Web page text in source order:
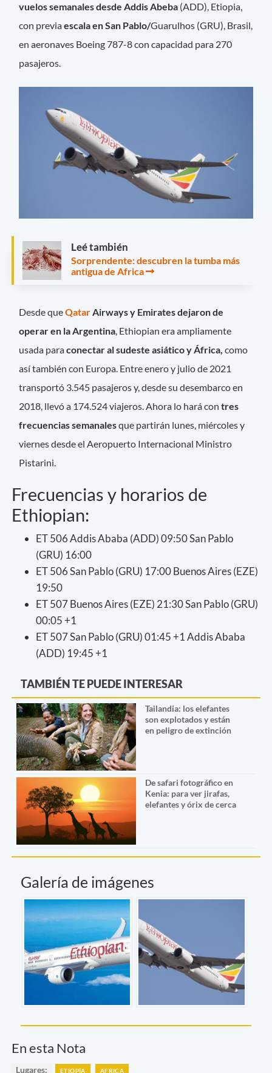
vuelos semanales desde Addis Abeba (ADD), Etiopia,
con previaescala en San Pablo/Guarulhos (GRU), Brasil,
en aeronaves Boeing 787-8 con capacidad para 270
pasajeros.
Leé también
Sorprendente: descubren la tumba más
antigua de Africa
Desde queQatarAirways y Emirates dejaron de
operar en la Argentina, Ethiopian era ampliamente
usada paraconectar al sudeste asiático y África,como
así también con Europa. Entre enero y julio de 2021
transportó 3.545 pasajeros y, desde su desembarco en
2018, llevó a 174.524 viajeros. Ahora lo hará con tres
frecuencias semanalesque partirán lunes, miércoles y
viernes desde el Aeropuerto Internacional Ministro
Pistarini.
Frecuencias y horarios de
Ethiopian:
ET 506 Addis Ababa (ADD) 09:50 San Pablo
(GRU) 16:00
ET 506 San Pablo (GRU) 17:00 Buenos Aires (EZE)
19:50
ET 507 Buenos Aires (EZE) 21:30 San Pablo (GRU)
00:05 +1
ET 507 San Pablo (GRU) 01:45 +1 Addis Ababa
(ADD) 19:45 +1
TAMBIÉN TE PUEDE INTERESAR
Tailandia: los elefantes
son explotados y están
en peligro de extinción
De safari fotográfico en
Kenia: para ver jirafas,
elefantes y órix de cerca
Galería de imágenes
En esta Nota
Lugares: ETIOPÍA AFRICA